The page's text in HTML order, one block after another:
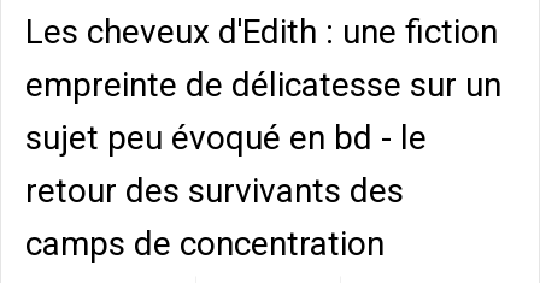
Les cheveux d'Edith : une fiction
empreinte de délicatesse sur un
sujet peu évoqué en bd - le
retour des survivants des
camps de concentration